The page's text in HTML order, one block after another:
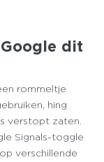
dit
rommeltje
hing
verstopt zaten.
Signals-toggle
verschillende